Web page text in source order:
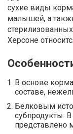
сухие виды
малышей, а
Херсоне
В основе
составе,
Белковым
субпродукты.
представлено